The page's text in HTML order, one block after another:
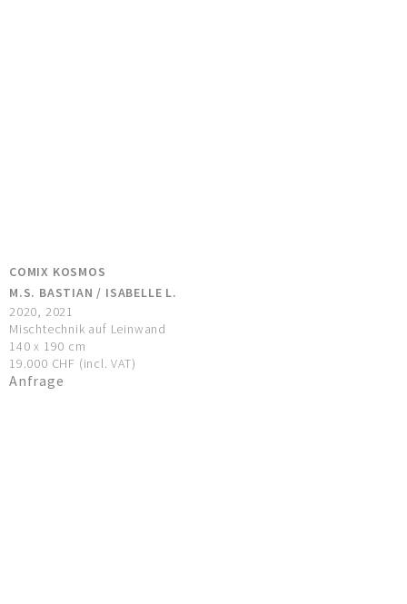
COMIX KOSMOS
M.S. BASTIAN / ISABELLE L.
2020, 2021
Mischtechnik auf Leinwand
140 x 190 cm
19.000 CHF (incl. VAT)
Anfrage